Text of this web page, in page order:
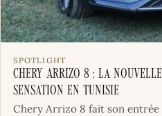
SPOTLIGHT
Chery Arrizo 8 : la
sensation en Tunisie
Chery Arrizo 8 fait son entrée